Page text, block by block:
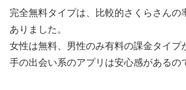
完全無料タイプは、比較的さくらさんの
ありました。
女性は無料、男性のみ有料の課金タイプ
手の出会い系のアプリは安心感があるの